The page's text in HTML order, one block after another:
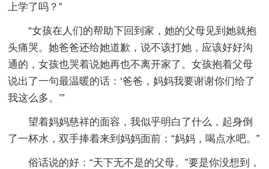
上学了吗？”
“女孩在人们的帮助下回到家，她的父母见到她就抱
头痛哭。她爸爸还给她道歉，说不该打她，应该好好沟
通的，女孩也哭着说她再也不离开家了。女孩抱着父母
说出了一句最温暖的话：‘爸爸，妈妈我要谢谢你们给了
我这么多。’”
望着妈妈慈祥的面容，我似乎明白了什么，起身倒
了一杯水，双手捧着来到妈妈面前：“妈妈，喝点水吧。”
俗话说的好：“天下无不是的父母。”要是你没想到，